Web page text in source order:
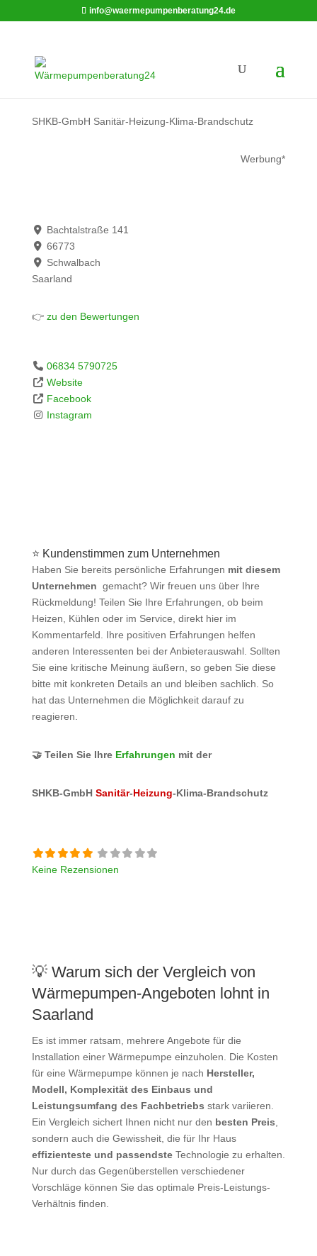
info@waermepumpenberatung24.de
SHKB-GmbH Sanitär-Heizung-Klima-Brandschutz
Werbung*
Bachtalstraße 141
66773
Schwalbach
Saarland
👉zu den Bewertungen
06834 5790725
Website
Facebook
Instagram
⭐ Kundenstimmen zum Unternehmen
Haben Sie bereits persönliche Erfahrungen mit diesem
Unternehmen gemacht? Wir freuen uns über Ihre
Rückmeldung! Teilen Sie Ihre Erfahrungen, ob beim
Heizen, Kühlen oder im Service, direkt hier im
Kommentarfeld. Ihre positiven Erfahrungen helfen
anderen Interessenten bei der Anbieterauswahl. Sollten
Sie eine kritische Meinung äußern, so geben Sie diese
bitte mit konkreten Details an und bleiben sachlich. So
hat das Unternehmen die Möglichkeit darauf zu
reagieren.
🤝 Teilen Sie Ihre Erfahrungen mit der
SHKB-GmbH Sanitär-Heizung-Klima-Brandschutz
Keine Rezensionen
💡 Warum sich der Vergleich von
Wärmepumpen-Angeboten lohnt in
Saarland
Es ist immer ratsam, mehrere Angebote für die
Installation einer Wärmepumpe einzuholen. Die Kosten
für eine Wärmepumpe können je nach Hersteller,
Modell, Komplexität des Einbaus und
Leistungsumfang des Fachbetriebs stark variieren.
Ein Vergleich sichert Ihnen nicht nur den besten Preis,
sondern auch die Gewissheit, die für Ihr Haus
effizienteste und passendsteTechnologie zu erhalten.
Nur durch das Gegenüberstellen verschiedener
Vorschläge können Sie das optimale Preis-Leistungs-
Verhältnis finden.